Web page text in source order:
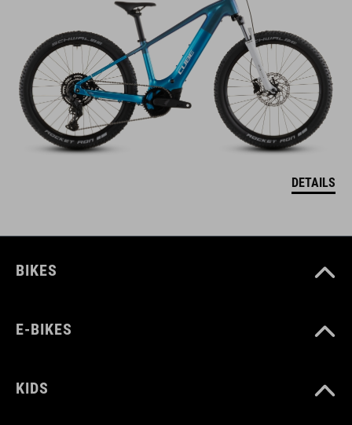
DETAILS
BIKES
E-BIKES
KIDS